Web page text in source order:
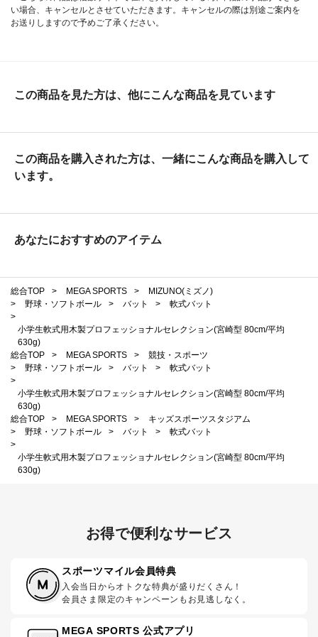
い場合、キャンセルとさせていただきます。キャンセルの際は別途ご案内を
お送りしますので予めご了承ください。
この商品を見た方は、他にこんな商品を見ています
この商品を購入された方は、一緒にこんな商品を購入して
います。
あなたにおすすめのアイテム
総合TOP > MEGA SPORTS >
MIZUNO(ミズノ)
>
野球・ソフトボール > バット >
軟式バット
>
小学生軟式用木製プロフェッショナルセレクション(宮崎型 80cm/平均
630g)
総合TOP
> MEGA SPORTS >
競技・スポーツ
>
野球・ソフトボール > バット >
軟式バット
>
小学生軟式用木製プロフェッショナルセレクション(宮崎型 80cm/平均
630g)
総合TOP
> MEGA SPORTS >
キッズスポーツスタジアム
>
野球・ソフトボール > バット >
軟式バット
>
小学生軟式用木製プロフェッショナルセレクション(宮崎型 80cm/平均
630g)
お得で便利なサービス
スポーツマイル会員特典
入会当日からオトクな特典が盛りだくさん！
会員さま限定のキャンペーンもお見逃しなく。
MEGA SPORTS 公式アプリ